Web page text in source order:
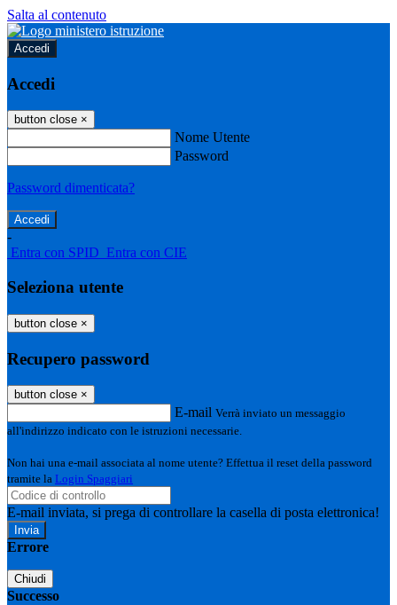
Salta al contenuto
Accedi
Accedi
button close ×
Nome Utente
Password
Password dimenticata?
-
Entra con SPID Entra con CIE
Seleziona utente
button close ×
Recupero password
button close ×
E-mail Verrà inviato un messaggio
all'indirizzo indicato con le istruzioni necessarie.
Non hai una e-mail associata al nome utente? Effettua il reset della password
tramite la Login Spaggiari
E-mail inviata, si prega di controllare la casella di posta elettronica!
Errore
Chiudi
Successo